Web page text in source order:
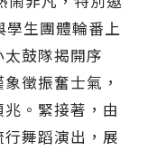
生團體輪番上
鼓隊揭開序
徵振奮士氣，
。緊接著，由
舞蹈演出，展